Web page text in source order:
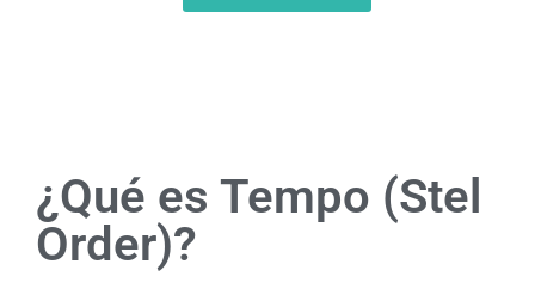
¿Qué es Tempo (Stel
Order)?